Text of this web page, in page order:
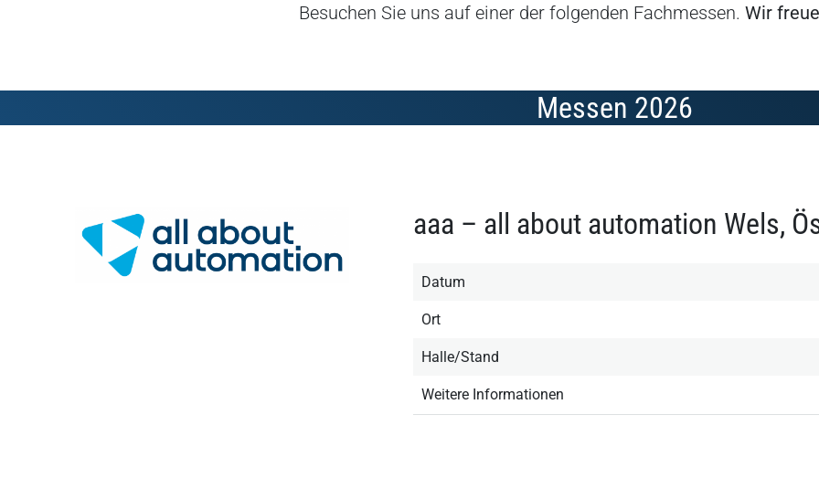
Besuchen Sie uns auf einer der folgenden Fachmessen. Wir
Messen 2026
aaa – all about automation Wels,
Datum
Ort
Halle/Stand
Weitere Informationen